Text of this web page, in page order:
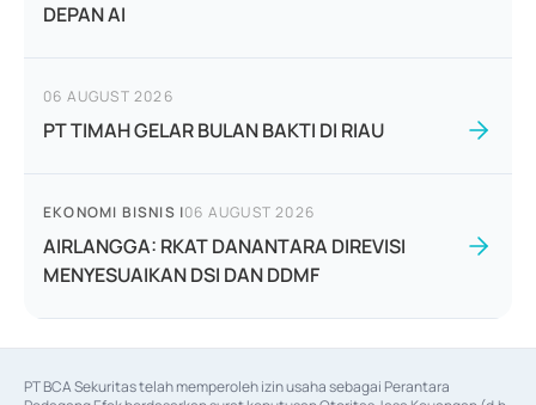
DEPAN AI
06 AUGUST 2026
PT TIMAH GELAR BULAN BAKTI DI RIAU
EKONOMI BISNIS |06 AUGUST 2026
AIRLANGGA: RKAT DANANTARA DIREVISI
MENYESUAIKAN DSI DAN DDMF
PT BCA Sekuritas telah memperoleh izin usaha sebagai Perantara